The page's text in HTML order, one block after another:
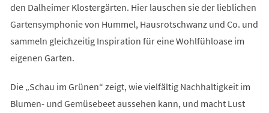
den Dalheimer Klostergärten. Hier lauschen sie der lieblichen
Gartensymphonie von Hummel, Hausrotschwanz und Co. und
sammeln gleichzeitig Inspiration für eine Wohlfühloase im
eigenen Garten.
Die „Schau im Grünen“ zeigt, wie vielfältig Nachhaltigkeit im
Blumen- und Gemüsebeet aussehen kann, und macht Lust